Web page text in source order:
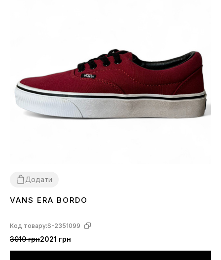
Додати
3637 39 4041
VANS ERA BORDO
Код товару:S-2351099
3010 грн2021 грн